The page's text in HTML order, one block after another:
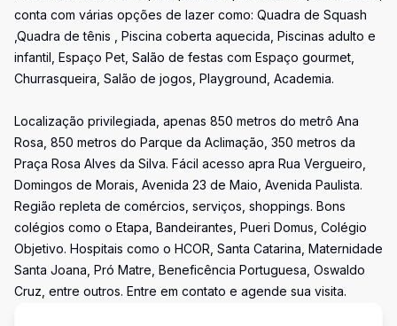
conta com várias opções de lazer como: Quadra de Squash
,Quadra de tênis , Piscina coberta aquecida, Piscinas adulto e
infantil, Espaço Pet, Salão de festas com Espaço gourmet,
Churrasqueira, Salão de jogos, Playground, Academia.
Localização privilegiada, apenas 850 metros do metrô Ana
Rosa, 850 metros do Parque da Aclimação, 350 metros da
Praça Rosa Alves da Silva. Fácil acesso apra Rua Vergueiro,
Domingos de Morais, Avenida 23 de Maio, Avenida Paulista.
Região repleta de comércios, serviços, shoppings. Bons
colégios como o Etapa, Bandeirantes, Pueri Domus, Colégio
Objetivo. Hospitais como o HCOR, Santa Catarina, Maternidade
Santa Joana, Pró Matre, Beneficência Portuguesa, Oswaldo
Cruz, entre outros. Entre em contato e agende sua visita.